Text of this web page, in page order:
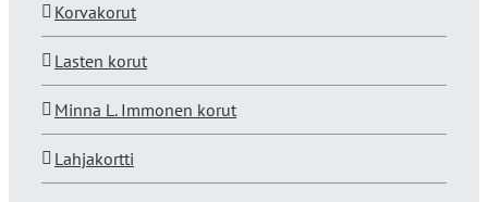
Korvakorut
Lasten korut
Minna L. Immonen korut
Lahjakortti